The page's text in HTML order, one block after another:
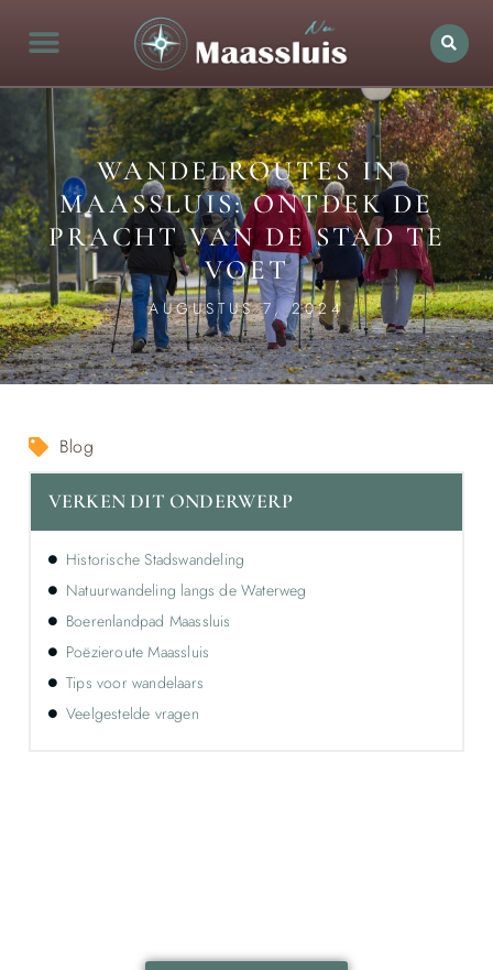
WANDELROUTES IN
MAASSLUIS: ONTDEK DE
PRACHT VAN DE STAD TE
VOET
AUGUSTUS 7, 2024
Blog
VERKEN DIT ONDERWERP
Historische Stadswandeling
Natuurwandeling langs de Waterweg
Boerenlandpad Maassluis
Poëzieroute Maassluis
Tips voor wandelaars
Veelgestelde vragen